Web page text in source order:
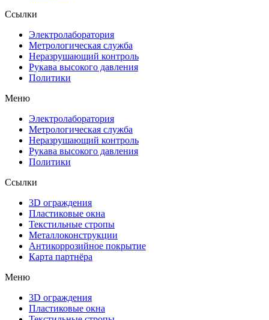
Ссылки
Электролаборатория
Метрологическая служба
Неразрушающий контроль
Рукава высокого давления
Политики
Меню
Электролаборатория
Метрологическая служба
Неразрушающий контроль
Рукава высокого давления
Политики
Ссылки
3D ограждения
Пластиковые окна
Текстильные стропы
Металлоконструкции
Антикоррозийное покрытие
Карта партнёра
Меню
3D ограждения
Пластиковые окна